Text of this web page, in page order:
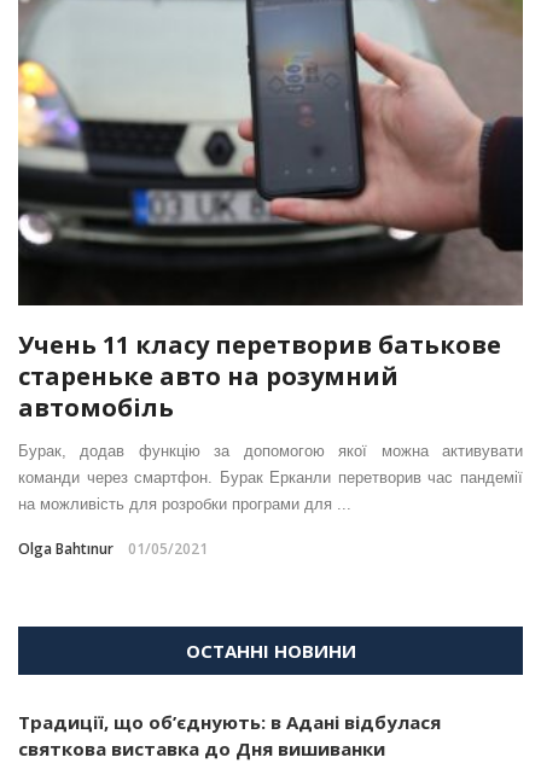
Учень 11 класу перетворив батькове
стареньке авто на розумний
автомобіль
Бурак, додав функцію за допомогою якої можна активувати
команди через смартфон. Бурак Ерканли перетворив час пандемії
на можливість для розробки програми для ...
Olga Bahtınur 01/05/2021
ОСТАННІ НОВИНИ
Традиції, що об’єднують: в Адані відбулася
святкова виставка до Дня вишиванки